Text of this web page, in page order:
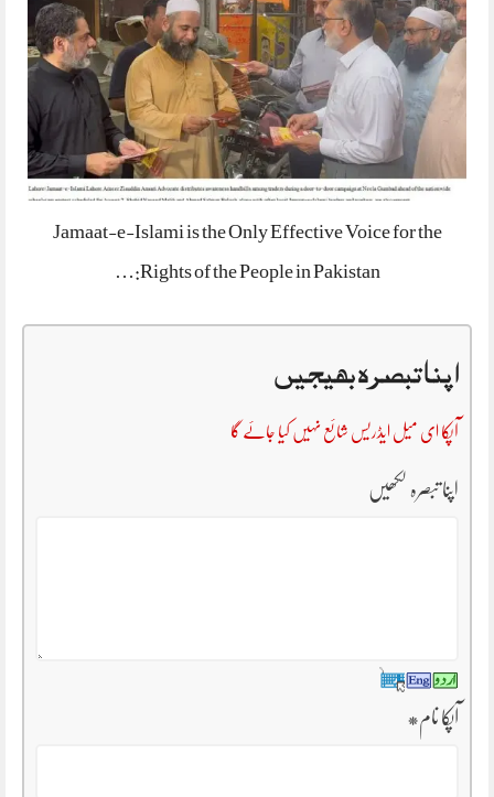
Jamaat-e-Islami is the Only Effective Voice for the
Rights of the People in Pakistan:…
اپنا تبصرہ بھیجیں
آپکا ای میل ایڈریس شائع نہیں کیا جائے گا
اپنا تبصرہ لکھیں
آپکا نام*